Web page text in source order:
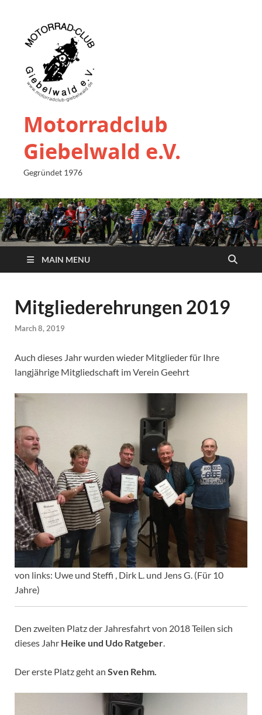
Motorradclub
Giebelwald e.V.
Gegründet 1976
MAIN MENU
Mitgliederehrungen 2019
March 8, 2019
Auch dieses Jahr wurden wieder Mitglieder für Ihre
langjährige Mitgliedschaft im Verein Geehrt
von links: Uwe und Steffi , Dirk L. und Jens G. (Für 10
Jahre)
Den zweiten Platz der Jahresfahrt von 2018 Teilen sich
dieses Jahr Heike und Udo Ratgeber.
Der erste Platz geht an Sven Rehm.